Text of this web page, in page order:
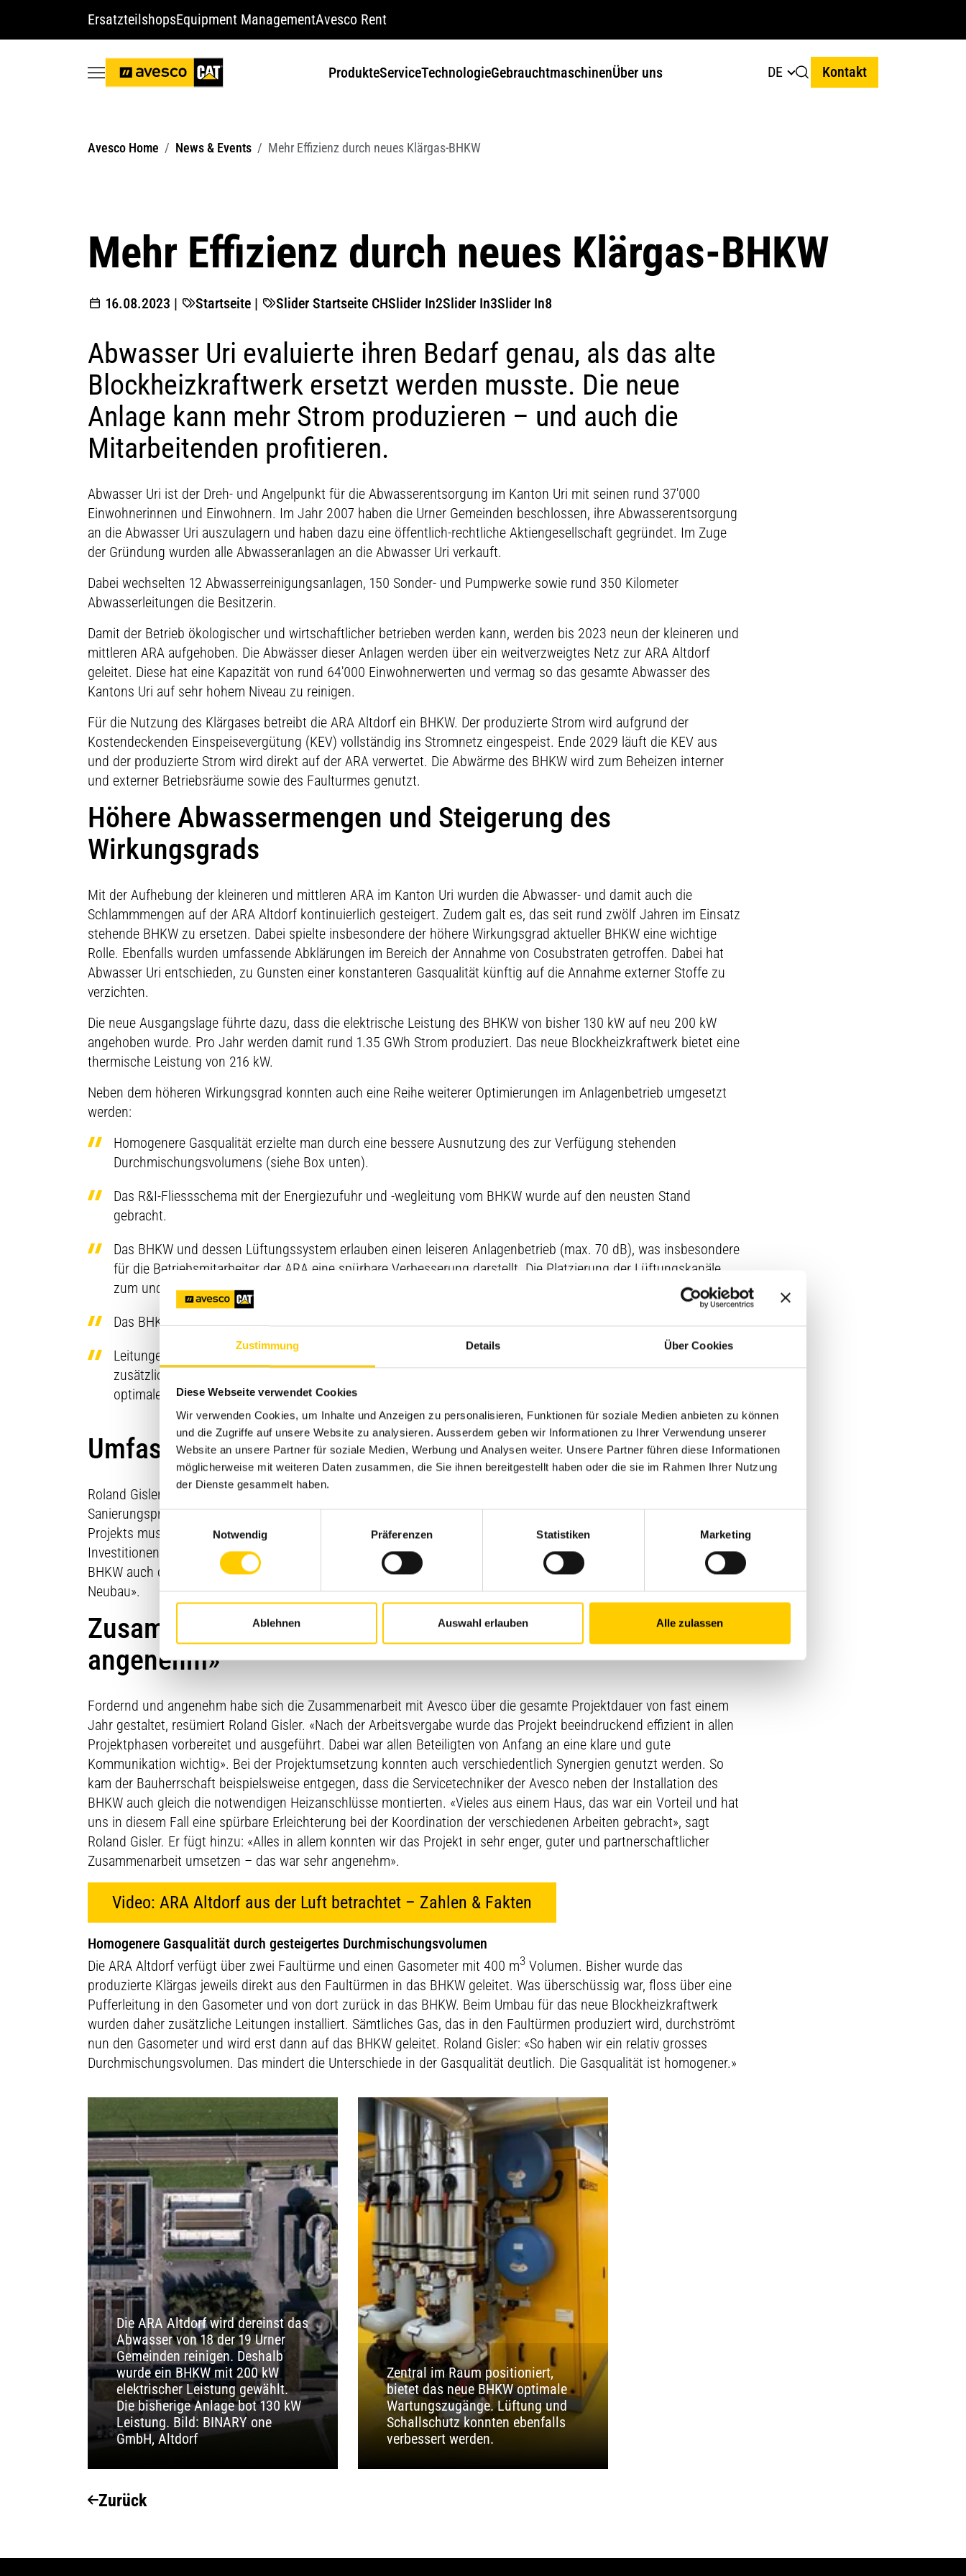
Zustimmung Details Über Cookies
Diese Webseite verwendet Cookies
Wir verwenden Cookies, um Inhalte und Anzeigen zu personalisieren, Funktionen für soziale Medien anbieten zu können
und die Zugriffe auf unsere Website zu analysieren. Ausserdem geben wir Informationen zu Ihrer Verwendung unserer
Website an unsere Partner für soziale Medien, Werbung und Analysen weiter. Unsere Partner führen diese Informationen
möglicherweise mit weiteren Daten zusammen, die Sie ihnen bereitgestellt haben oder die sie im Rahmen Ihrer Nutzung
der Dienste gesammelt haben.
Einwilligungsauswahl
Notwendig
Präferenzen Statistiken Marketing
Ablehnen Auswahl erlauben Alle zulassen
ErsatzteilshopsEquipment ManagementAvesco Rent
ProdukteServiceTechnologieGebrauchtmaschinenÜber uns DE Kontakt
Avesco Home News & Events Mehr Effizienz durch neues Klärgas-BHKW
Mehr Effizienz durch neues Klärgas-BHKW
16.08.2023 | Startseite | Slider Startseite CHSlider In2Slider In3Slider In8
Abwasser Uri evaluierte ihren Bedarf genau, als das alte
Blockheizkraftwerk ersetzt werden musste. Die neue
Anlage kann mehr Strom produzieren – und auch die
Mitarbeitenden profitieren.
Abwasser Uri ist der Dreh- und Angelpunkt für die Abwasserentsorgung im Kanton Uri mit seinen rund 37'000
Einwohnerinnen und Einwohnern. Im Jahr 2007 haben die Urner Gemeinden beschlossen, ihre Abwasserentsorgung
an die Abwasser Uri auszulagern und haben dazu eine öffentlich-rechtliche Aktiengesellschaft gegründet. Im Zuge
der Gründung wurden alle Abwasseranlagen an die Abwasser Uri verkauft.
Dabei wechselten 12 Abwasserreinigungsanlagen, 150 Sonder- und Pumpwerke sowie rund 350 Kilometer
Abwasserleitungen die Besitzerin.
Damit der Betrieb ökologischer und wirtschaftlicher betrieben werden kann, werden bis 2023 neun der kleineren und
mittleren ARA aufgehoben. Die Abwässer dieser Anlagen werden über ein weitverzweigtes Netz zur ARA Altdorf
geleitet. Diese hat eine Kapazität von rund 64'000 Einwohnerwerten und vermag so das gesamte Abwasser des
Kantons Uri auf sehr hohem Niveau zu reinigen.
Für die Nutzung des Klärgases betreibt die ARA Altdorf ein BHKW. Der produzierte Strom wird aufgrund der
Kostendeckenden Einspeisevergütung (KEV) vollständig ins Stromnetz eingespeist. Ende 2029 läuft die KEV aus
und der produzierte Strom wird direkt auf der ARA verwertet. Die Abwärme des BHKW wird zum Beheizen interner
und externer Betriebsräume sowie des Faulturmes genutzt.
Höhere Abwassermengen und Steigerung des
Wirkungsgrads
Mit der Aufhebung der kleineren und mittleren ARA im Kanton Uri wurden die Abwasser- und damit auch die
Schlammmengen auf der ARA Altdorf kontinuierlich gesteigert. Zudem galt es, das seit rund zwölf Jahren im Einsatz
stehende BHKW zu ersetzen. Dabei spielte insbesondere der höhere Wirkungsgrad aktueller BHKW eine wichtige
Rolle. Ebenfalls wurden umfassende Abklärungen im Bereich der Annahme von Cosubstraten getroffen. Dabei hat
Abwasser Uri entschieden, zu Gunsten einer konstanteren Gasqualität künftig auf die Annahme externer Stoffe zu
verzichten.
Die neue Ausgangslage führte dazu, dass die elektrische Leistung des BHKW von bisher 130 kW auf neu 200 kW
angehoben wurde. Pro Jahr werden damit rund 1.35 GWh Strom produziert. Das neue Blockheizkraftwerk bietet eine
thermische Leistung von 216 kW.
Neben dem höheren Wirkungsgrad konnten auch eine Reihe weiterer Optimierungen im Anlagenbetrieb umgesetzt
werden:
Homogenere Gasqualität erzielte man durch eine bessere Ausnutzung des zur Verfügung stehenden
Durchmischungsvolumens (siehe Box unten).
Das R&I-Fliessschema mit der Energiezufuhr und -wegleitung vom BHKW wurde auf den neusten Stand
gebracht.
Das BHKW und dessen Lüftungssystem erlauben einen leiseren Anlagenbetrieb (max. 70 dB), was insbesondere
für die Betriebsmitarbeiter der ARA eine spürbare Verbesserung darstellt. Die Platzierung der Lüftungskanäle
zum und vom BHKW konnte optimal geplant werden. Zudem neu ist eine separate Lüftung für das Raumklima.
Das BHKW und dessen Steuerung sind baulich in zwei Einheiten getrennt und befinden sich im selben Raum.
Leitungen mit nicht mehr benötigten Schiebern oder Muffen wurden durch neue Rohre ersetzt. So wurde
zusätzlicher Platz geschaffen. Das erlaubte die Platzierung des BHKW an zentraler Position mitten im Raum mit
optimalem Zugang von allen Seiten.
Umfassender Sanierungsansatz
Roland Gisler, Leiter Betrieb Anlagen Abwasser Uri, erklärt den Gedanken, der die Verantwortlichen bei grösseren
Sanierungsprojekten leitet: «Wir verfolgen einen umfassenden Ansatz. Das heisst: Nach Abschluss eines grösseren
Projekts muss sichergestellt sein, dass auf Jahre hinaus neben den üblichen Betriebsaufwendungen keine neuen
Investitionen mehr notwendig sind. Deshalb wurden bei der dieser Sanierung neben dem eigentlichen Ersatz des
BHKW auch die betroffenen Innenräume in die Sanierung miteinbezogen. Diese wirken nun optisch wieder wie ein
Neubau».
Zusammenarbeit im Rückblick – «fordernd und
angenehm»
Fordernd und angenehm habe sich die Zusammenarbeit mit Avesco über die gesamte Projektdauer von fast einem
Jahr gestaltet, resümiert Roland Gisler. «Nach der Arbeitsvergabe wurde das Projekt beeindruckend effizient in allen
Projektphasen vorbereitet und ausgeführt. Dabei war allen Beteiligten von Anfang an eine klare und gute
Kommunikation wichtig». Bei der Projektumsetzung konnten auch verschiedentlich Synergien genutzt werden. So
kam der Bauherrschaft beispielsweise entgegen, dass die Servicetechniker der Avesco neben der Installation des
BHKW auch gleich die notwendigen Heizanschlüsse montierten. «Vieles aus einem Haus, das war ein Vorteil und hat
uns in diesem Fall eine spürbare Erleichterung bei der Koordination der verschiedenen Arbeiten gebracht», sagt
Roland Gisler. Er fügt hinzu: «Alles in allem konnten wir das Projekt in sehr enger, guter und partnerschaftlicher
Zusammenarbeit umsetzen – das war sehr angenehm».
Video: ARA Altdorf aus der Luft betrachtet – Zahlen & Fakten
Homogenere Gasqualität durch gesteigertes Durchmischungsvolumen
Die ARA Altdorf verfügt über zwei Faultürme und einen Gasometer mit 400 m3 Volumen. Bisher wurde das
produzierte Klärgas jeweils direkt aus den Faultürmen in das BHKW geleitet. Was überschüssig war, floss über eine
Pufferleitung in den Gasometer und von dort zurück in das BHKW. Beim Umbau für das neue Blockheizkraftwerk
wurden daher zusätzliche Leitungen installiert. Sämtliches Gas, das in den Faultürmen produziert wird, durchströmt
nun den Gasometer und wird erst dann auf das BHKW geleitet. Roland Gisler: «So haben wir ein relativ grosses
Durchmischungsvolumen. Das mindert die Unterschiede in der Gasqualität deutlich. Die Gasqualität ist homogener.»
Die ARA Altdorf wird dereinst das
Abwasser von 18 der 19 Urner
Gemeinden reinigen. Deshalb
wurde ein BHKW mit 200 kW
elektrischer Leistung gewählt.
Die bisherige Anlage bot 130 kW
Leistung. Bild: BINARY one
GmbH, Altdorf
Zentral im Raum positioniert,
bietet das neue BHKW optimale
Wartungszugänge. Lüftung und
Schallschutz konnten ebenfalls
verbessert werden.
Zurück